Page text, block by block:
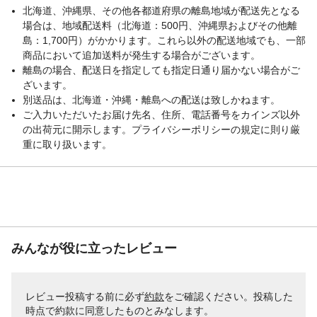
北海道、沖縄県、その他各都道府県の離島地域が配送先となる
場合は、地域配送料（北海道：500円、沖縄県およびその他離
島：1,700円）がかかります。これら以外の配送地域でも、一部
商品において追加送料が発生する場合がございます。
離島の場合、配送日を指定しても指定日通り届かない場合がご
ざいます。
別送品は、北海道・沖縄・離島への配送は致しかねます。
ご入力いただいたお届け先名、住所、電話番号をカインズ以外
の出荷元に開示します。プライバシーポリシーの規定に則り厳
重に取り扱います。
みんなが役に立ったレビュー
レビュー投稿する前に必ず約款をご確認ください。投稿した
時点で約款に同意したものとみなします。